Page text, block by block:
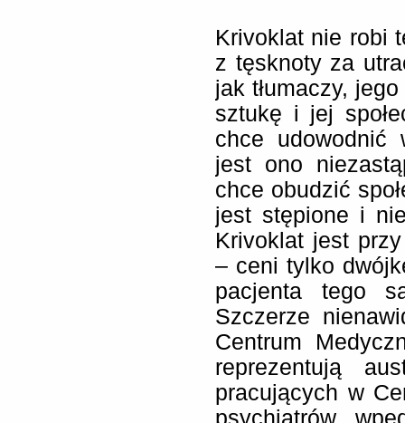
Krivoklat nie robi
z tęsknoty za
jak tłumaczy,
sztukę i jej
chce udowodnić
jest ono
chce obudzić
jest stępione i
Krivoklat jest
– ceni tylko
pacjenta tego
Szczerze
Centrum
reprezentują
pracujących w
psychiatrów